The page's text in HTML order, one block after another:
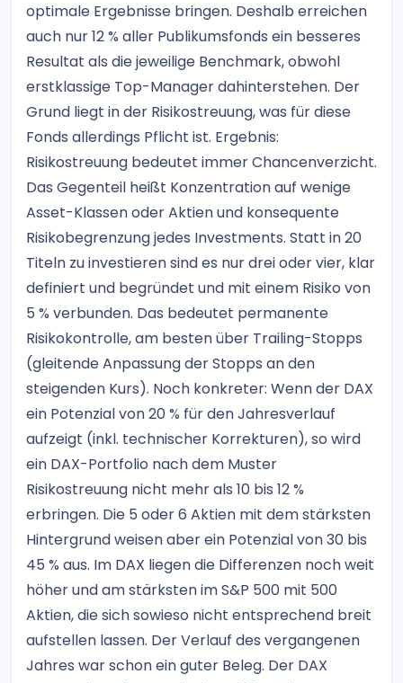
optimale Ergebnisse bringen. Deshalb erreichen
auch nur 12 % aller Publikumsfonds ein besseres
Resultat als die jeweilige Benchmark, obwohl
erstklassige Top-Manager dahinterstehen. Der
Grund liegt in der Risikostreuung, was für diese
Fonds allerdings Pflicht ist. Ergebnis:
Risikostreuung bedeutet immer Chancenverzicht.
Das Gegenteil heißt Konzentration auf wenige
Asset-Klassen oder Aktien und konsequente
Risikobegrenzung jedes Investments. Statt in 20
Titeln zu investieren sind es nur drei oder vier, klar
definiert und begründet und mit einem Risiko von
5 % verbunden. Das bedeutet permanente
Risikokontrolle, am besten über Trailing-Stopps
(gleitende Anpassung der Stopps an den
steigenden Kurs). Noch konkreter: Wenn der DAX
ein Potenzial von 20 % für den Jahresverlauf
aufzeigt (inkl. technischer Korrekturen), so wird
ein DAX-Portfolio nach dem Muster
Risikostreuung nicht mehr als 10 bis 12 %
erbringen. Die 5 oder 6 Aktien mit dem stärksten
Hintergrund weisen aber ein Potenzial von 30 bis
45 % aus. Im DAX liegen die Differenzen noch weit
höher und am stärksten im S&P 500 mit 500
Aktien, die sich sowieso nicht entsprechend breit
aufstellen lassen. Der Verlauf des vergangenen
Jahres war schon ein guter Beleg. Der DAX